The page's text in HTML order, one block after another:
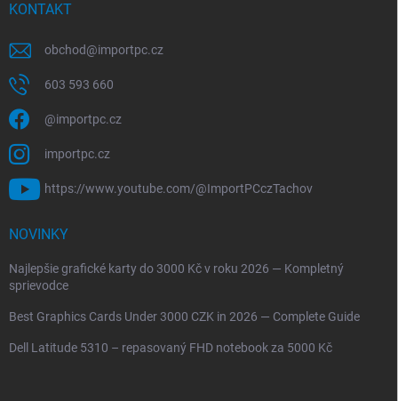
KONTAKT
obchod@importpc.cz
603 593 660
@importpc.cz
importpc.cz
https://www.youtube.com/@ImportPCczTachov
NOVINKY
Najlepšie grafické karty do 3000 Kč v roku 2026 — Kompletný
sprievodce
Best Graphics Cards Under 3000 CZK in 2026 — Complete Guide
Dell Latitude 5310 – repasovaný FHD notebook za 5000 Kč